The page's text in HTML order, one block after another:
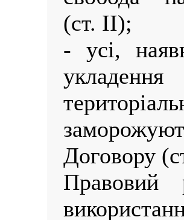
(ст. II);
- усі,
Договору
Правовий